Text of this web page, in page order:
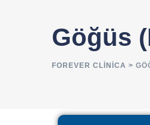
Göğüs
FOREVER CLINICA >